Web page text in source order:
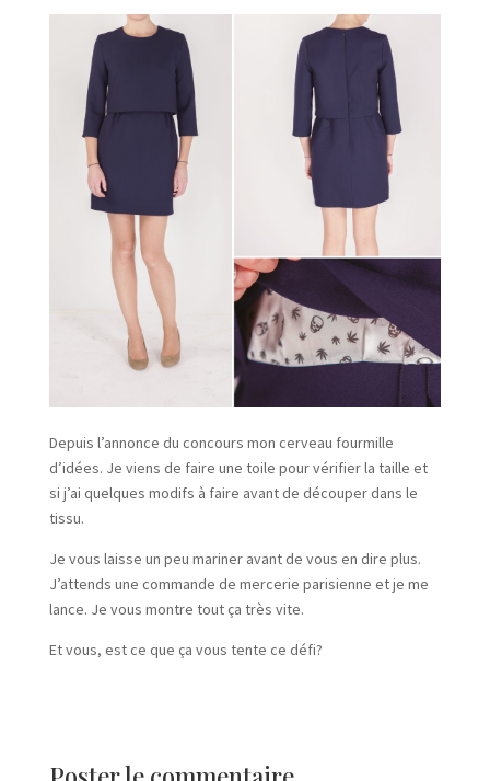
Depuis l’annonce du concours mon cerveau fourmille
d’idées. Je viens de faire une toile pour vérifier la taille et
si j’ai quelques modifs à faire avant de découper dans le
tissu.
Je vous laisse un peu mariner avant de vous en dire plus.
J’attends une commande de mercerie parisienne et je me
lance. Je vous montre tout ça très vite.
Et vous, est ce que ça vous tente ce défi?